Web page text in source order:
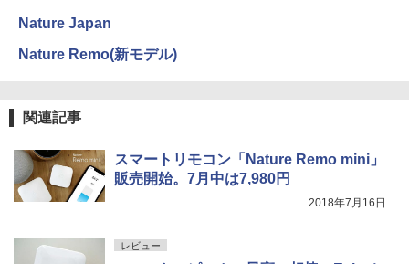
Nature Japan
Nature Remo(新モデル)
関連記事
スマートリモコン「Nature Remo mini」
販売開始。7月中は7,980円
2018年7月16日
レビュー